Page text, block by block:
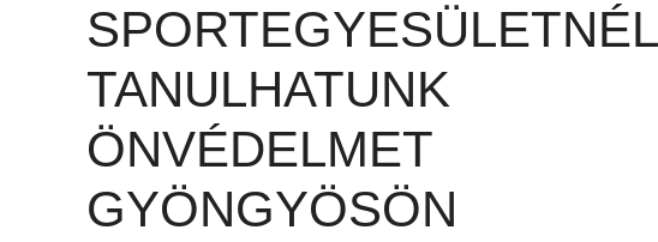
SPORTEGYESÜLETNÉL
TANULHATUNK
ÖNVÉDELMET
GYÖNGYÖSÖN